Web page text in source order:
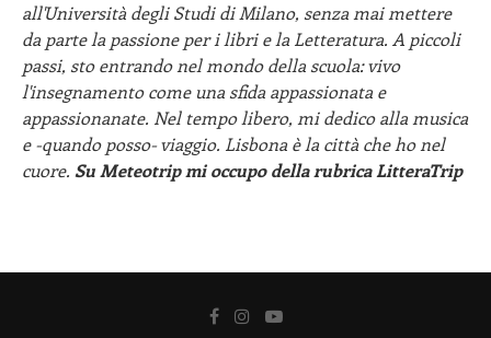
all'Università degli Studi di Milano, senza mai mettere
da parte la passione per i libri e la Letteratura. A piccoli
passi, sto entrando nel mondo della scuola: vivo
l'insegnamento come una sfida appassionata e
appassionanate. Nel tempo libero, mi dedico alla musica
e -quando posso- viaggio. Lisbona è la città che ho nel
cuore. Su Meteotrip mi occupo della rubrica LitteraTrip